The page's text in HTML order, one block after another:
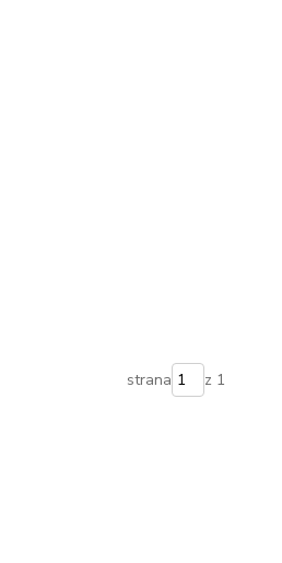
strana z 1